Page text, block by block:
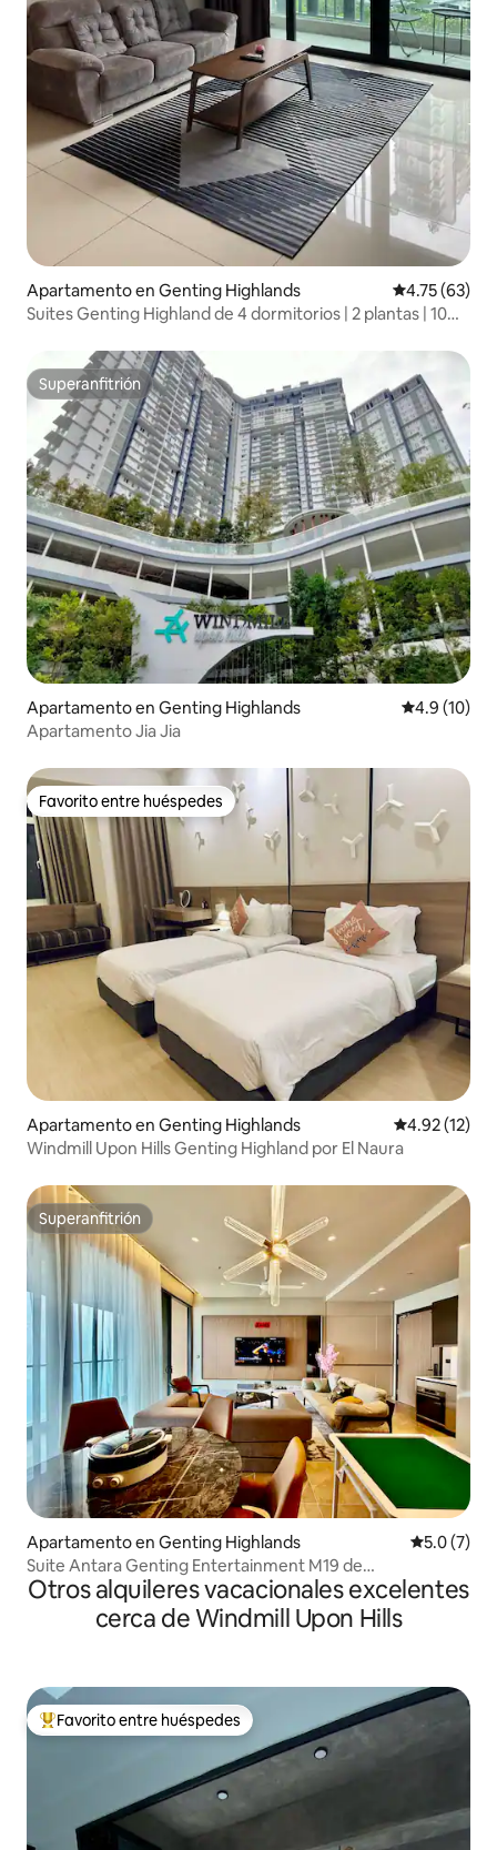
Apartamento en Genting Highlands Calificación
4.75 (63)
Suites Genting Highland de 4 dormitorios | 2 plantas | 10
Superanfitrión
Superanfitrión
Apartamento en Genting Highlands Calificación
4.9 (10)
Apartamento Jia Jia
Favorito entre huéspedes
Favorito entre huéspedes
Apartamento en Genting Highlands Calificación
4.92 (12)
Windmill Upon Hills Genting Highland por El Naura
Superanfitrión
Superanfitrión
Apartamento en Genting Highlands
5.0 (7)
Suite Antara Genting Entertainment M19 de
3 habitaciones para 8–10 personas
Otros alquileres vacacionales excelentes
cerca de Windmill Upon Hills
Favorito entre huéspedes preferido
Favorito entre huéspedes